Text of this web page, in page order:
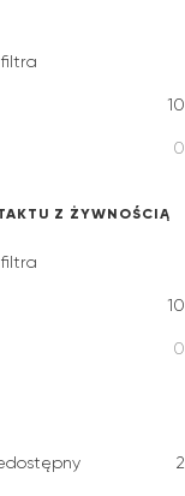
10
0
Z ŻYWNOŚCIĄ
10
0
2